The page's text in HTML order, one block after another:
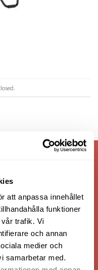
att anpassa innehållet
funktioner
trafik. Vi
och annan
medier och
samarbetar med.